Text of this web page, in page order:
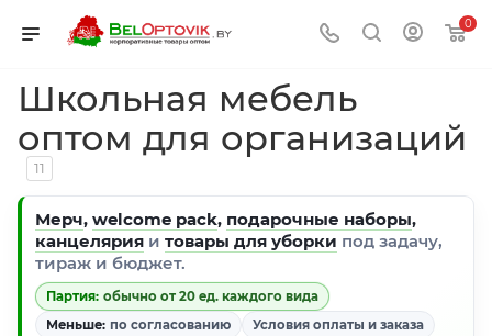
0
Школьная мебель
оптом для организаций
11
Мерч, welcome pack, подарочные наборы,
канцелярия и товары для уборки под задачу,
тираж и бюджет.
Партия: обычно от 20 ед. каждого вида
Меньше: по согласованию Условия оплаты и заказа